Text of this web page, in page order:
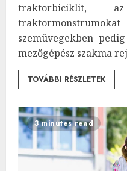
traktorbiciklit,
szemüvegekben
mezőgépész szakma
TOVÁBBI RÉSZLETEK
3 minutes read